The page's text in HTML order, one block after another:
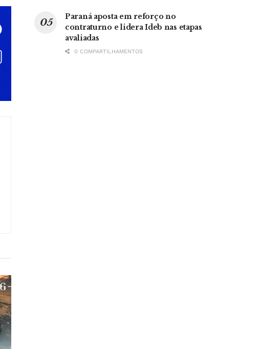
Paraná aposta em reforço no
contraturno e lidera Ideb nas etapas
avaliadas
0 COMPARTILHAMENTOS